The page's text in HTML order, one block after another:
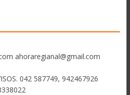
ahoraregianal@gmail.com
042 587749, 942467926